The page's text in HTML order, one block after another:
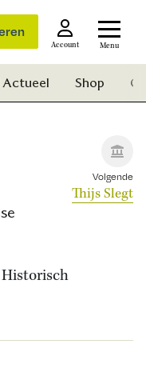
Account Menu
Zoek
Actueel Shop
Volgende
Thijs Slegt